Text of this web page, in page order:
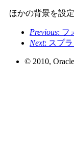
ほかの背景を設
Previous: フ
Next: スプ
© 2010,